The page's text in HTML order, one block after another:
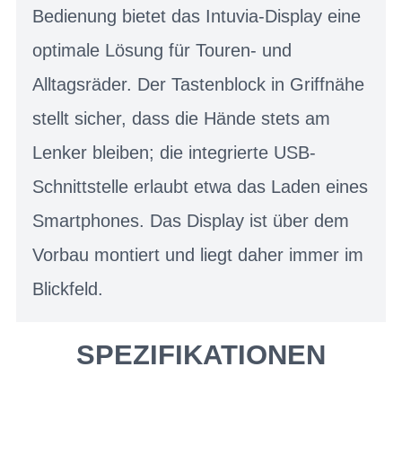
Bedienung bietet das Intuvia-Display eine
optimale Lösung für Touren- und
Alltagsräder. Der Tastenblock in Griffnähe
stellt sicher, dass die Hände stets am
Lenker bleiben; die integrierte USB-
Schnittstelle erlaubt etwa das Laden eines
Smartphones. Das Display ist über dem
Vorbau montiert und liegt daher immer im
Blickfeld.
SPEZIFIKATIONEN